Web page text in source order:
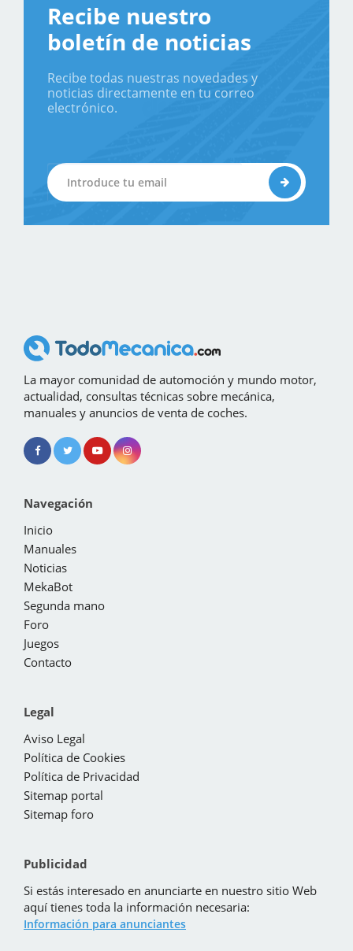
Recibe nuestro
boletín de noticias
Recibe todas nuestras novedades y
noticias directamente en tu correo
electrónico.
La mayor comunidad de automoción y mundo motor,
actualidad, consultas técnicas sobre mecánica,
manuales y anuncios de venta de coches.
Navegación
Inicio
Manuales
Noticias
MekaBot
Segunda mano
Foro
Juegos
Contacto
Legal
Aviso Legal
Política de Cookies
Política de Privacidad
Sitemap portal
Sitemap foro
Publicidad
Si estás interesado en anunciarte en nuestro sitio Web
aquí tienes toda la información necesaria:
Información para anunciantes